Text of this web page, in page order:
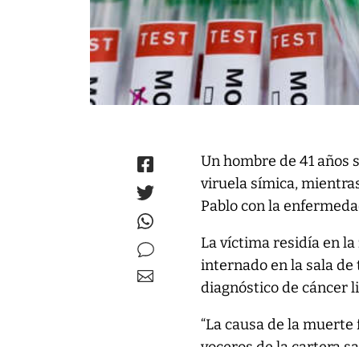
Un hombre de 41
viruela símica,
Pablo con la
La víctima residía en
internado en la sala
diagnóstico de cáncer
“La causa de la